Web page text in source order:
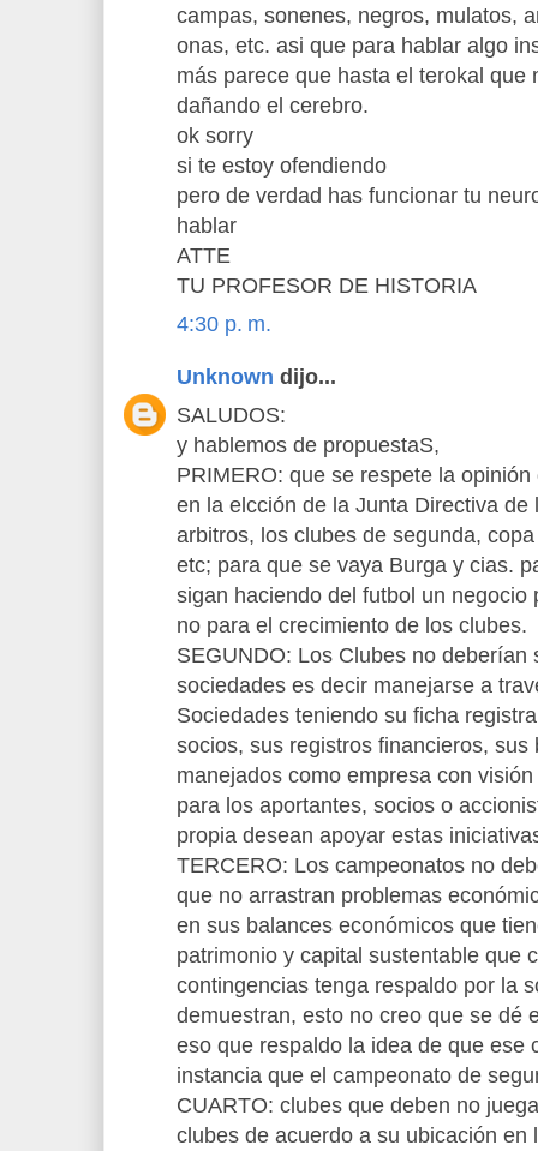
campas, sonenes, negros, mulatos,
onas, etc. asi que para hablar algo
más parece que hasta el terokal que
dañando el cerebro.
ok sorry
si te estoy ofendiendo
pero de verdad has funcionar tu
hablar
ATTE
TU PROFESOR DE HISTORIA
4:30 p. m.
Unknown dijo...
SALUDOS:
y hablemos de propuestaS,
PRIMERO: que se respete la
en la elcción de la Junta Directiva de
arbitros, los clubes de segunda,
etc; para que se vaya Burga y cias.
sigan haciendo del futbol un negocio
no para el crecimiento de los clubes.
SEGUNDO: Los Clubes no deberían
sociedades es decir manejarse a
Sociedades teniendo su ficha
socios, sus registros financieros, sus
manejados como empresa con
para los aportantes, socios o
propia desean apoyar estas
TERCERO: Los campeonatos no
que no arrastran problemas
en sus balances económicos que
patrimonio y capital sustentable que
contingencias tenga respaldo por la
demuestran, esto no creo que se dé
eso que respaldo la idea de que ese
instancia que el campeonato de
CUARTO: clubes que deben no
clubes de acuerdo a su ubicación en